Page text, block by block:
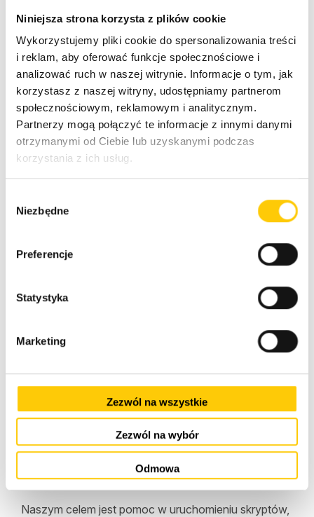
Niniejsza strona korzysta z plików cookie
Wykorzystujemy pliki cookie do spersonalizowania treści
i reklam, aby oferować funkcje społecznościowe i
analizować ruch w naszej witrynie. Informacje o tym, jak
korzystasz z naszej witryny, udostępniamy partnerom
społecznościowym, reklamowym i analitycznym.
Partnerzy mogą połączyć te informacje z innymi danymi
otrzymanymi od Ciebie lub uzyskanymi podczas
korzystania z ich usług.
Niezbędne
Preferencje
Statystyka
Marketing
Zezwól na wszystkie
Zezwól na wybór
Odmowa
monitorujemy i oprymalizujemy wydajność: MLOps
monitoruje i optymalizuje wydajność systemów
uczenia maszynowego, aby zapewnić ich
wydajność i skalowalność,
zwiększamy bezpieczeństwo: MLOps jest
odpowiedzialny za zabezpieczenie systemów
uczenia maszynowego i danych przed
nieautoryzowanym dostępem i innymi
zagrożeniami bezpieczeństwa,
chmury AWS. Pomagamy również w zdobyciu
finansowania ze strony vendora, aby obniżyć
migracyjny,
uczeniem maszynowym, aby upewnić się, że
działają prawidłowo w środowisku produkcyjnym.
MLOps - co robimy
wspólnie z klientem
Naszym celem jest pomoc w uruchomieniu skryptów,